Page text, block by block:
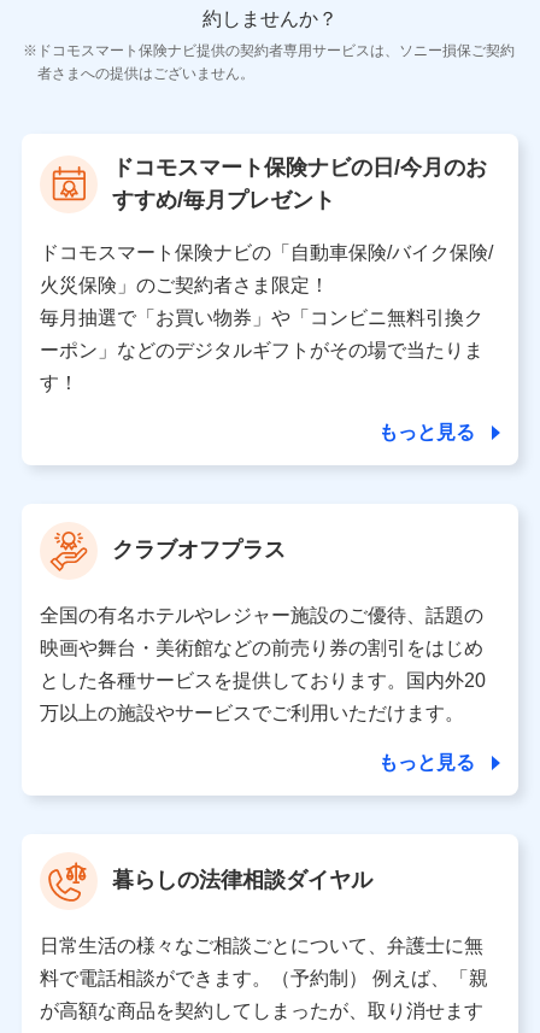
各種セミナーの開催のため
コンサルティングサービスの実施のため
アンケートやキャンペーン等の実施のため
称・住所・代表者名】
当該個人データを取り扱う各共同利用者（詳細は次のと
おり）
東京都千代田区永田町2丁目11番1号 山王パークタワー
株式会社NTTドコモ 代表取締役社長 前田 義晃
東京都中央区日本橋人形町2-14-10 アーバンネット日
本橋ビル 3F
ソナルデータ憲章」に定める行動原則を順守します 。
※ パーソナルデータダッシュボードの「第三者提供の
管理」の設定状態にかかわらず、共同利用する場合があ
ります。
※ dポイントクラブ会員ではないお客さま（2019年12
月11日以降、一度もdポイントクラブ会員であったこと
がないお客さまに限る）に関する、2019年12月10日以
前に取得した個人データは、こちら の利用目的の範囲内
す。
【共同して利用される利用データの項目】
当社または株式会社NTTドコモ・フィナンシャルグルー
プがサービス提供等を通じて取得した、以下の情報など
の個人データ
約しませんか？
ドコモスマート保険ナビ提供の契約者専用サービスは、ソニー損保ご契約
者さまへの提供はございません。
ドコモスマート保険ナビの日/今月のお
すすめ/毎月プレゼント
ドコモスマート保険ナビの「自動車保険/バイク保険/
火災保険」のご契約者さま限定！
毎月抽選で「お買い物券」や「コンビニ無料引換ク
ーポン」などのデジタルギフトがその場で当たりま
す！
もっと見る
クラブオフプラス
全国の有名ホテルやレジャー施設のご優待、話題の
映画や舞台・美術館などの前売り券の割引をはじめ
とした各種サービスを提供しております。国内外20
万以上の施設やサービスでご利用いただけます。
もっと見る
暮らしの法律相談ダイヤル
日常生活の様々なご相談ごとについて、弁護士に無
料で電話相談ができます。（予約制） 例えば、「親
が高額な商品を契約してしまったが、取り消せます